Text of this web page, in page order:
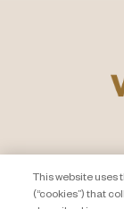
This website
(“cookies”) that